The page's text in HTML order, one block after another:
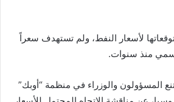
لأسعار النفط، ولم تستهدف سعراً
منذ سنوات.
المسؤولون والوزراء في منظمة “أوبك”